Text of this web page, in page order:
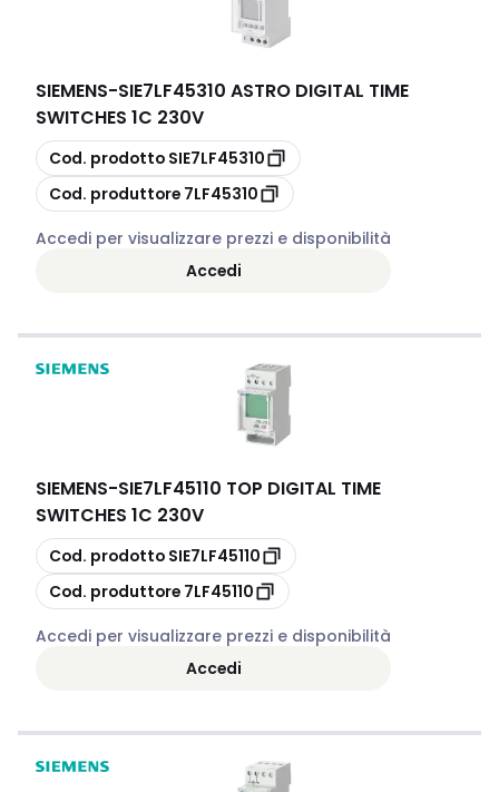
SIEMENS-SIE7LF45310 ASTRO DIGITAL TIME
SWITCHES 1C 230V
copia
Cod. prodotto SIE7LF45310
copia
Cod. produttore 7LF45310
Accedi per visualizzare prezzi e disponibilità
Accedi
SIEMENS-SIE7LF45110 TOP DIGITAL TIME
SWITCHES 1C 230V
copia
Cod. prodotto SIE7LF45110
copia
Cod. produttore 7LF45110
Accedi per visualizzare prezzi e disponibilità
Accedi